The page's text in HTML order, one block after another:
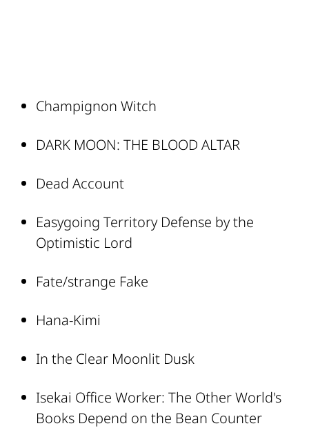
Champignon Witch
DARK MOON: THE BLOOD ALTAR
Dead Account
Easygoing Territory Defense by the
Optimistic Lord
Fate/strange Fake
Hana-Kimi
In the Clear Moonlit Dusk
Isekai Office Worker: The Other World's
Books Depend on the Bean Counter